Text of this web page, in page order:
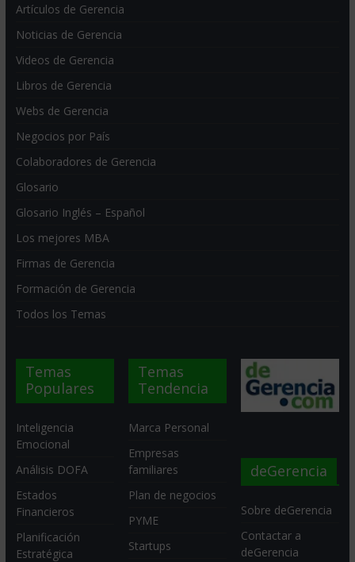
Artículos de Gerencia
Noticias de Gerencia
Videos de Gerencia
Libros de Gerencia
Webs de Gerencia
Negocios por País
Colaboradores de Gerencia
Glosario
Glosario Inglés – Español
Los mejores MBA
Firmas de Gerencia
Formación de Gerencia
Todos los Temas
Temas
Populares
Inteligencia
Emocional
Análisis DOFA
Estados
Financieros
Planificación
Estratégica
Temas
Tendencia
Marca Personal
Empresas
familiares
Plan de negocios
PYME
Startups
deGerencia
Sobre deGerencia
Contactar a
deGerencia